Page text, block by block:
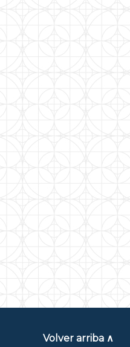
Volver arriba ∧